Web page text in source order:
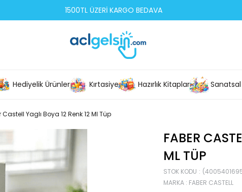
1500TL ÜZERİ KARGO BEDAVA
Hediyelik Ürünler Kırtasiye Hazırlık Kitapları
Castell Yaglı Boya 12 Renk 12 Ml Tüp
FABER
ML TÜP
STOK KODU
MARKA : FABER CASTELL